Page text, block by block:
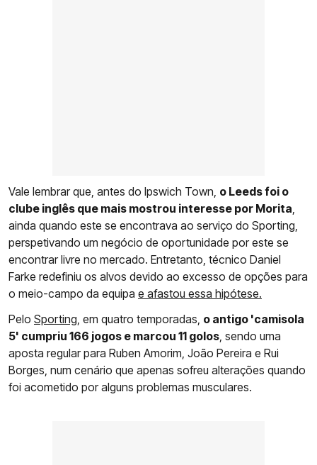
Vale lembrar que, antes do Ipswich Town, o Leeds foi o
clube inglês que mais mostrou interesse por Morita
ainda quando este se encontrava ao serviço do Sporting,
perspetivando um negócio de oportunidade por este se
encontrar livre no mercado. Entretanto, técnico Daniel
Farke redefiniu os alvos devido ao excesso de opções para
o meio-campo da equipa e afastou essa hipótese.
Pelo Sporting , em quatro temporadas, o antigo 'camisola
5' cumpriu 166 jogos e marcou 11 golos , sendo uma
aposta regular para Ruben Amorim, João Pereira e Rui
Borges, num cenário que apenas sofreu alterações quando
foi acometido por alguns problemas musculares.